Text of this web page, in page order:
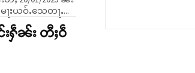
းယဝ်ႉသေတႃႉ...
းႁဵၼ်း တီႈဝဵ